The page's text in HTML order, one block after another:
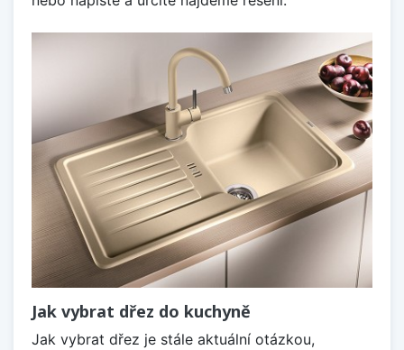
Jak vybrat dřez do kuchyně
Jak vybrat dřez je stále aktuální otázkou,